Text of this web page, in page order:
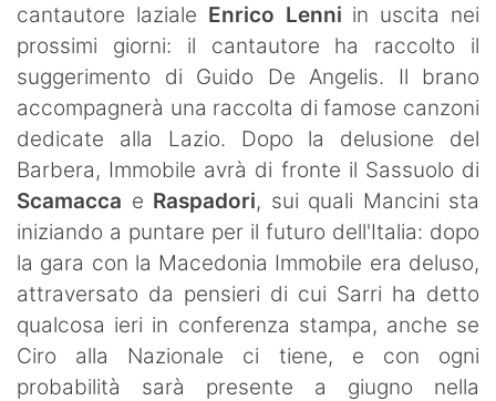
cantautore laziale Enrico Lenni in uscita nei
prossimi giorni: il cantautore ha raccolto il
suggerimento di Guido De Angelis. Il brano
accompagnerà una raccolta di famose canzoni
dedicate alla Lazio. Dopo la delusione del
Barbera, Immobile avrà di fronte il Sassuolo di
Scamacca e Raspadori, sui quali Mancini sta
iniziando a puntare per il futuro dell'Italia: dopo
la gara con la Macedonia Immobile era deluso,
attraversato da pensieri di cui Sarri ha detto
qualcosa ieri in conferenza stampa, anche se
Ciro alla Nazionale ci tiene, e con ogni
probabilità sarà presente a giugno nella